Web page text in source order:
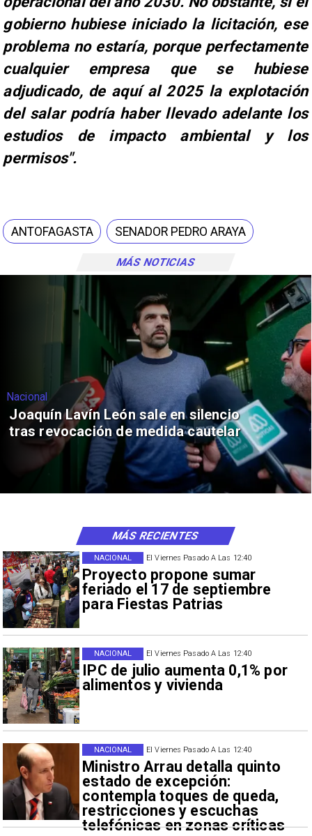
MÁS NOTICIAS
gobierno hubiese iniciado la licitación, ese
problema no estaría, porque perfectamente
cualquier empresa que se hubiese
adjudicado, de aquí al 2025 la explotación
del salar podría haber llevado adelante los
estudios de impacto ambiental y los
permisos".
ANTOFAGASTA SENADOR PEDRO ARAYA
Nacional
Joaquín Lavín León sale en silencio
tras revocación de medida cautelar
El Viernes Pasado A Las 12:40
Proyecto propone sumar
feriado el 17 de septiembre
para Fiestas Patrias
NACIONAL
El Viernes Pasado A Las 12:40
IPC de julio aumenta 0,1% por
alimentos y vivienda
NACIONAL
El Viernes Pasado A Las 12:40
Ministro Arrau detalla quinto
estado de excepción:
contempla toques de queda,
restricciones y escuchas
telefónicas en zonas críticas
NACIONAL
MÁS RECIENTES